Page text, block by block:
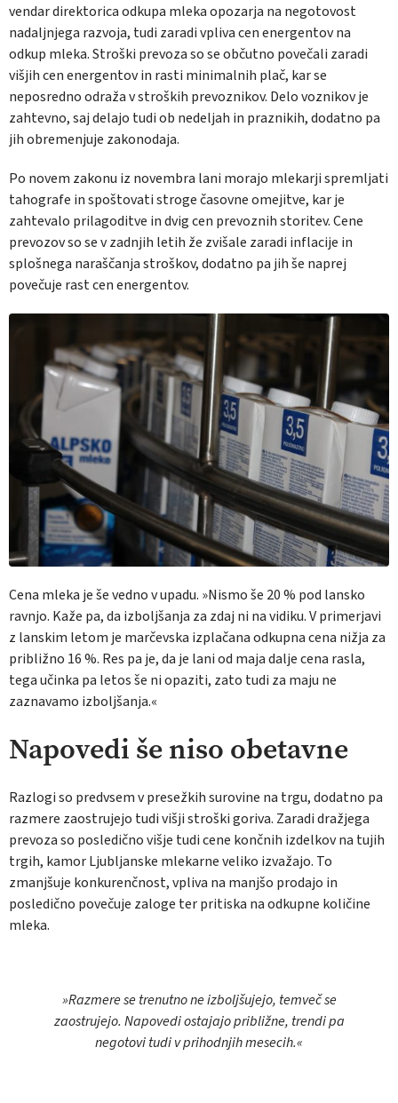
vendar direktorica odkupa mleka opozarja na negotovost
nadaljnjega razvoja, tudi zaradi vpliva cen energentov na
odkup mleka. Stroški prevoza so se občutno povečali zaradi
višjih cen energentov in rasti minimalnih plač, kar se
neposredno odraža v stroških prevoznikov. Delo voznikov je
zahtevno, saj delajo tudi ob nedeljah in praznikih, dodatno pa
jih obremenjuje zakonodaja.
Po novem zakonu iz novembra lani morajo mlekarji spremljati
tahografe in spoštovati stroge časovne omejitve, kar je
zahtevalo prilagoditve in dvig cen prevoznih storitev. Cene
prevozov so se v zadnjih letih že zvišale zaradi inflacije in
splošnega naraščanja stroškov, dodatno pa jih še naprej
povečuje rast cen energentov.
Cena mleka je še vedno v upadu. »Nismo še 20 % pod lansko
ravnjo. Kaže pa, da izboljšanja za zdaj ni na vidiku. V primerjavi
z lanskim letom je marčevska izplačana odkupna cena nižja za
približno 16 %. Res pa je, da je lani od maja dalje cena rasla,
tega učinka pa letos še ni opaziti, zato tudi za maju ne
zaznavamo izboljšanja.«
Napovedi še niso obetavne
Razlogi so predvsem v presežkih surovine na trgu, dodatno pa
razmere zaostrujejo tudi višji stroški goriva. Zaradi dražjega
prevoza so posledično višje tudi cene končnih izdelkov na tujih
trgih, kamor Ljubljanske mlekarne veliko izvažajo. To
zmanjšuje konkurenčnost, vpliva na manjšo prodajo in
posledično povečuje zaloge ter pritiska na odkupne količine
mleka.
»Razmere se trenutno ne izboljšujejo, temveč se
zaostrujejo. Napovedi ostajajo približne, trendi pa
negotovi tudi v prihodnjih mesecih.«